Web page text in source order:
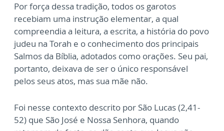
Por força dessa tradição, todos os garotos
recebiam uma instrução elementar, a qual
compreendia a leitura, a escrita, a história do povo
judeu na Torah e o conhecimento dos principais
Salmos da Bíblia, adotados como orações. Seu pai,
portanto, deixava de ser o único responsável
pelos seus atos, mas sua mãe não.
Foi nesse contexto descrito por São Lucas (2,41-
52) que São José e Nossa Senhora, quando